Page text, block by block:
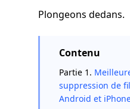
Plongeons dedans.
Contenu
Partie 1.
suppression de
Android et